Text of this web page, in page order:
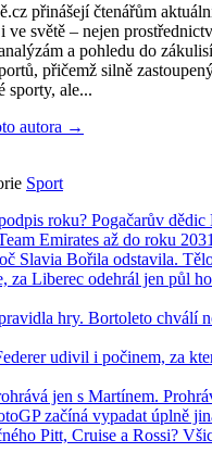
přinášejí čtenářům
ve světě – nejen
a pohledu do
přičemž silně
sporty, ale...
autora →
Sport
roku? Pogačarův dědic
Emirates až do roku 2031
Slavia Bořila odstavila.
za Liberec odehrál jen půl
hry. Bortoleto chválí
udivil i počinem, za
jen s Martínem.
začíná vypadat úplně
Pitt, Cruise a Rossi?